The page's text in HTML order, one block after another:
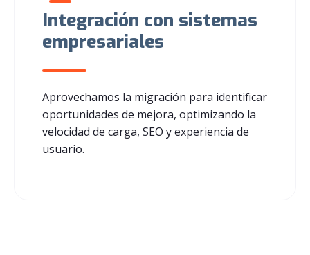
Integración con sistemas
empresariales
Aprovechamos la migración para identificar
oportunidades de mejora, optimizando la
velocidad de carga, SEO y experiencia de
usuario.